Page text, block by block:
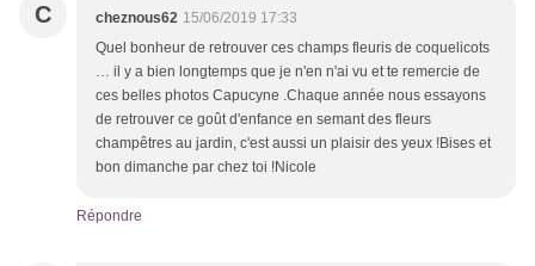
C cheznous62 15/06/2019 17:33
Quel bonheur de retrouver ces champs fleuris de coquelicots
… il y a bien longtemps que je n'en n'ai vu et te remercie de
ces belles photos Capucyne .Chaque année nous essayons
de retrouver ce goût d'enfance en semant des fleurs
champêtres au jardin, c'est aussi un plaisir des yeux !Bises et
bon dimanche par chez toi !Nicole
Répondre